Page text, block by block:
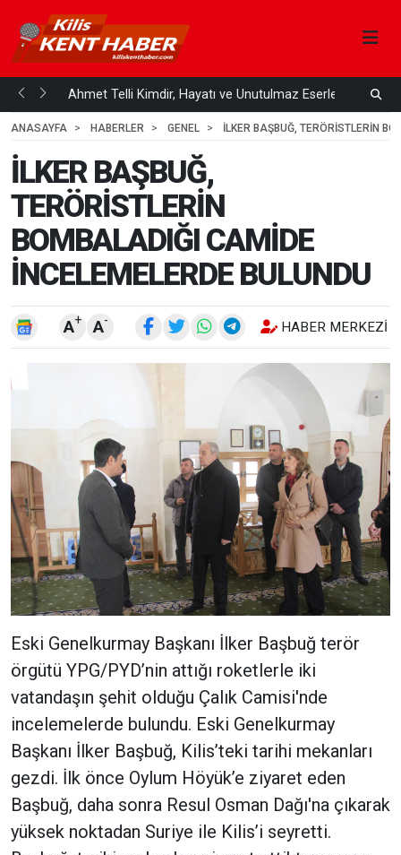
Ahmet Telli Kimdir, Hayatı ve Unutulmaz Eserleri Türk...
ANASAYFA HABERLER GENEL İLKER BAŞBUĞ, TERÖRİSTLERİN
İLKER BAŞBUĞ,
TERÖRİSTLERİN
BOMBALADIĞI CAMİDE
İNCELEMELERDE BULUNDU
A+ A- HABER MERKEZI
Eski Genelkurmay Başkanı İlker Başbuğ terör
örgütü YPG/PYD’nin attığı roketlerle iki
vatandaşın şehit olduğu Çalık Camisi'nde
incelemelerde bulundu. Eski Genelkurmay
Başkanı İlker Başbuğ, Kilis’teki tarihi mekanları
gezdi. İlk önce Oylum Höyük’e ziyaret eden
Başbuğ, daha sonra Resul Osman Dağı'na çıkarak
yüksek noktadan Suriye ile Kilis’i seyretti.